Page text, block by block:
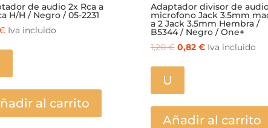
de audio 2x Rca a
H/H / Negro / 05-2231
Iva incluido
al carrito
Adaptador divisor de
microfono Jack 3.5mm
a 2 Jack 3.5mm Hembra /
B5344 / Negro / One+
1,20€ El
0,82 €ElIva incluido
U
Añadir al carrito